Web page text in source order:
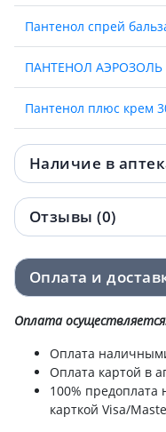
Пантенол спрей
ПАНТЕНОЛ АЭРОЗОЛЬ
Пантенол плюс крем
Пантенол-присыпка
пантенолом/ромаш/
Пантенол-присыпка
чайного дерева 100г
Пантенол спрей
130Г
Пантенол-Тева мазь
ПАНТЕНОЛ С БОДЯГ
Наличие в
Отзывы (0)
Оплата и
Оплата
Оплата
Оплата картой в
100% предоплата
карткой Visa/